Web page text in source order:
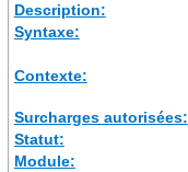
Description:
Syntaxe:
Contexte:
Surcharges autorisées:
Statut:
Module: